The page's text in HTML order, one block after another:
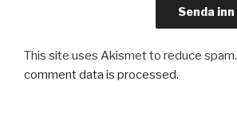
This site uses Akismet to reduce spam.
comment data is processed.